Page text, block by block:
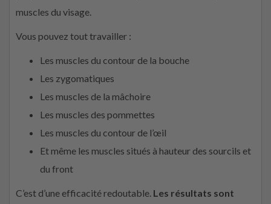
muscles du visage.
Vous pouvez tout travailler :
Les muscles du contour de la bouche
Les zygomatiques
Les muscles de la mâchoire
Les muscles des pommettes
Les muscles du contour de l’œil
Et même les muscles situés à hauteur des sourcils et
du front
C’est d’une efficacité redoutable. Les résultats sont